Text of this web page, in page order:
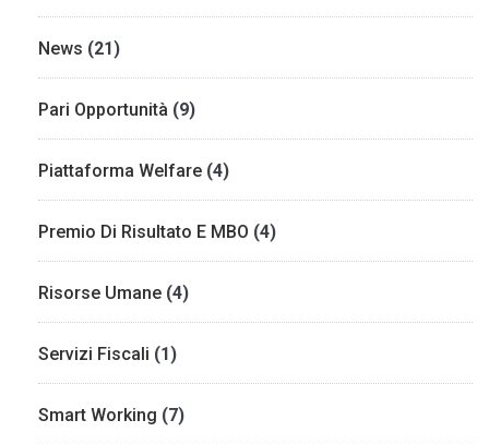
News (21)
Pari Opportunità (9)
Piattaforma Welfare (4)
Premio Di Risultato E MBO (4)
Risorse Umane (4)
Servizi Fiscali (1)
Smart Working (7)